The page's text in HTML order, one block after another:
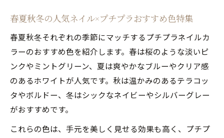
春夏秋冬の人気ネイル×プチプラおすすめ色特集
春夏秋冬それぞれの季節にマッチするプチプラネイルカ
ラーのおすすめ色を紹介します。春は桜のような淡いピ
ンクやミントグリーン、夏は爽やかなブルーやクリア感
のあるホワイトが人気です。秋は温かみのあるテラコッ
タやボルドー、冬はシックなネイビーやシルバーグレー
がおすすめです。
これらの色は、手元を美しく見せる効果も高く、プチプ